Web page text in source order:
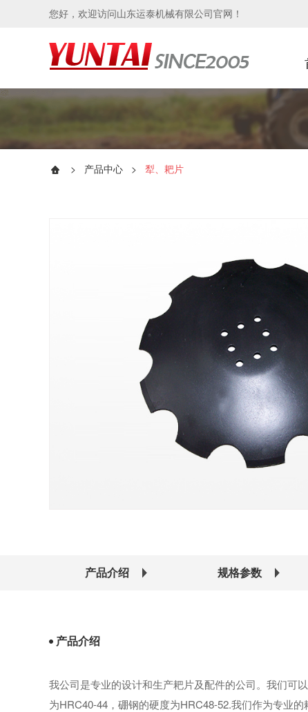
您好，欢迎访问山东运泰机械有限公司官网！
> 产品中心 > 犁、耙片
产品介绍 规格参数
产品介绍
我公司是专业的设计和生产耙片及配件的公司。我们可
为HRC40-44，硼钢的硬度为HRC48-52.我们作为专业